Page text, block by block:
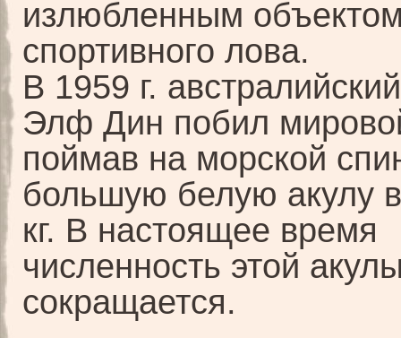
излюбленным
спортивного лова.
В 1959 г.
Элф Дин побил
поймав на морской
большую белую акулу
кг. В настоящее время
численность этой
сокращается.